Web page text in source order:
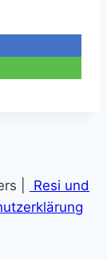
|
Resi und